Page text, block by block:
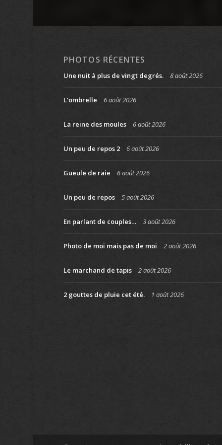
PHOTOS RÉCENTES
Une nuit à plus de vingt degrés. 8 août 2026
L’ombrelle 6 août 2026
La reine des moules 6 août 2026
Un peu de repos 2 6 août 2026
Gueule de raie 6 août 2026
Un peu de repos 5 août 2026
En parlant de couples… 3 août 2026
Photo de moi mais pas de moi 2 août 2026
Le marchand de tapis 2 août 2026
2 gouttes de pluie cet été. 1 août 2026